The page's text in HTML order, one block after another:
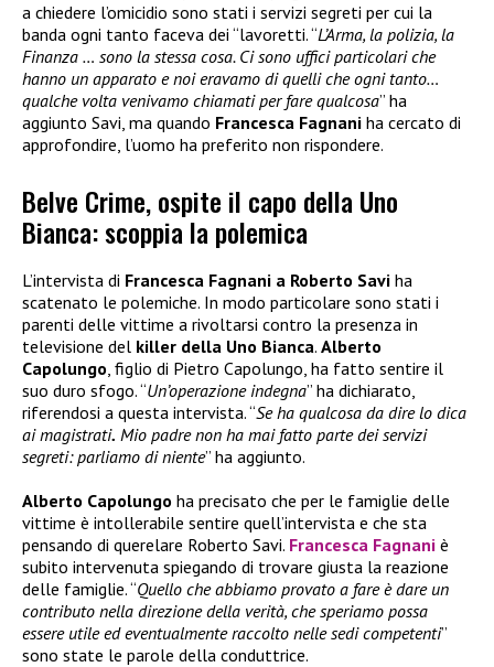
a chiedere l’omicidio sono stati i servizi segreti per cui la
banda ogni tanto faceva dei “lavoretti. “L’Arma, la polizia, la
Finanza … sono la stessa cosa. Ci sono uffici particolari che
hanno un apparato e noi eravamo di quelli che ogni tanto…
qualche volta venivamo chiamati per fare qualcosa” ha
aggiunto Savi, ma quando Francesca Fagnani ha cercato di
approfondire, l’uomo ha preferito non rispondere.
Belve Crime, ospite il capo della Uno
Bianca: scoppia la polemica
L’intervista di Francesca Fagnani a Roberto Savi ha
scatenato le polemiche. In modo particolare sono stati i
parenti delle vittime a rivoltarsi contro la presenza in
televisione del killer della Uno Bianca. Alberto
Capolungo , figlio di Pietro Capolungo, ha fatto sentire il
suo duro sfogo. “Un’operazione indegna” ha dichiarato,
riferendosi a questa intervista. “Se ha qualcosa da dire lo dica
ai magistrati. Mio padre non ha mai fatto parte dei servizi
segreti: parliamo di niente” ha aggiunto.
Alberto Capolungo ha precisato che per le famiglie delle
vittime è intollerabile sentire quell’intervista e che sta
pensando di querelare Roberto Savi. Francesca Fagnani è
subito intervenuta spiegando di trovare giusta la reazione
delle famiglie. “Quello che abbiamo provato a fare è dare un
contributo nella direzione della verità, che speriamo possa
essere utile ed eventualmente raccolto nelle sedi competenti”
sono state le parole della conduttrice.